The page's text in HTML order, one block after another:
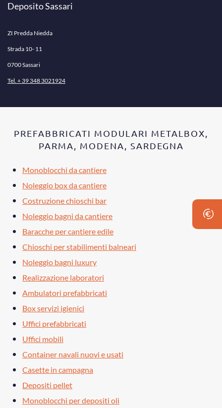
Deposito Sassari
ZI Predda Niedda
Strada 10- 11
0700 Sassari
Tel. + 39 348 3021924
PREFABBRICATI MODULARI METALBOX,
PARMA, MODENA, SARDEGNA
Monoblocchi da cantiere
Noleggio box da cantiere
Costruzione chioschi bar
Noleggio bagni da cantiere
Baracche per cantiere edile
Chioschi per stabilimenti balneari
Noleggio bagni luxury
Realizzazione laboratori
Ambulatori prefabbricati
Box servizi igienici
Uffici prefabbricati
Uffici mobili
Container navali nuovi e usati
Casette in campagna
Depositi pellet
Monoblocchi per depositi oli